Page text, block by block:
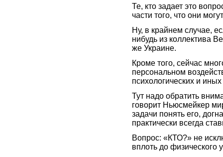
Те, кто задает это
части того, что они
Ну, в крайнем случае,
нибудь из коллектива
же Украине.
Кроме того, сейчас
персональном
психологических и
Тут надо обратить
говорит Ньюсмейкер
задачи понять его,
практически всегда
Вопрос: «КТО?» не
вплоть до физического